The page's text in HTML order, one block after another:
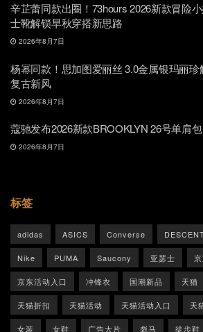
辛芷蕾同款出圈！73hours 2026新款冒险
士靴解锁早秋穿搭新思路
2026年8月7日
杨幂同款！思加图爱丽丝 3.0金属银玛丽珍
复古新风
2026年8月7日
蔻驰发布2026新款BROOKLYN 26号单肩包
2026年8月7日
标签
adidas ASICS Converse
Nike PUMA Saucony 亚瑟士
京东活动入口 冲锋衣 国潮新品 天猫
天猫折扣 天猫活动 天猫活动入口 天
女装 女鞋 广告大片 彪马 徒步鞋